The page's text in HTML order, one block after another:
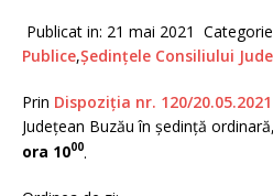
Publicat in: 21 mai 2021
Publice,Ședințele Consiliului
Prin Dispoziția nr. 120/20.05.2021
Judeţean Buzău în şedinţă
ora 1000.